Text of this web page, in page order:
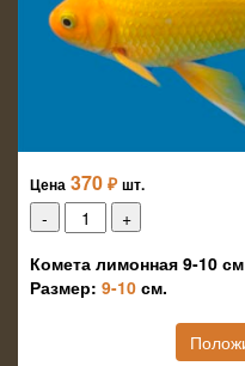
Цена 370 ₽ шт.
Комета лимонная 9-10
Размер: 9-10 см.